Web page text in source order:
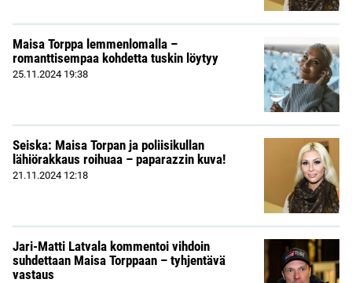
Maisa Torppa lemmenlomalla –
romanttisempaa kohdetta tuskin löytyy
25.11.2024 19:38
Seiska: Maisa Torpan ja poliisikullan
lähiörakkaus roihuaa – paparazzin kuva!
21.11.2024 12:18
Jari-Matti Latvala kommentoi vihdoin
suhdettaan Maisa Torppaan – tyhjentävä
vastaus